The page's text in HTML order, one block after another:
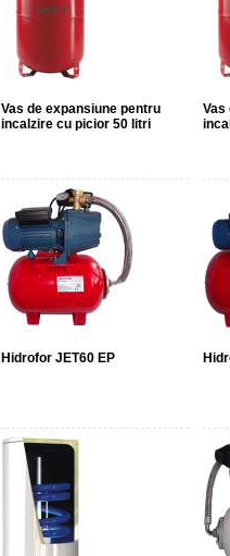
Vas de expansiune pentru
incalzire cu picior 50 litri
Vas
Hidrofor JET60 EP